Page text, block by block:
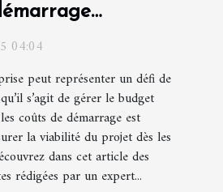
04:04
peut représenter un défi de
s’agit de gérer le budget
coûts de démarrage est
la viabilité du projet dès les
dans cet article des
rédigées par un expert...